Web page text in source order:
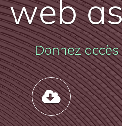
web
Donnez